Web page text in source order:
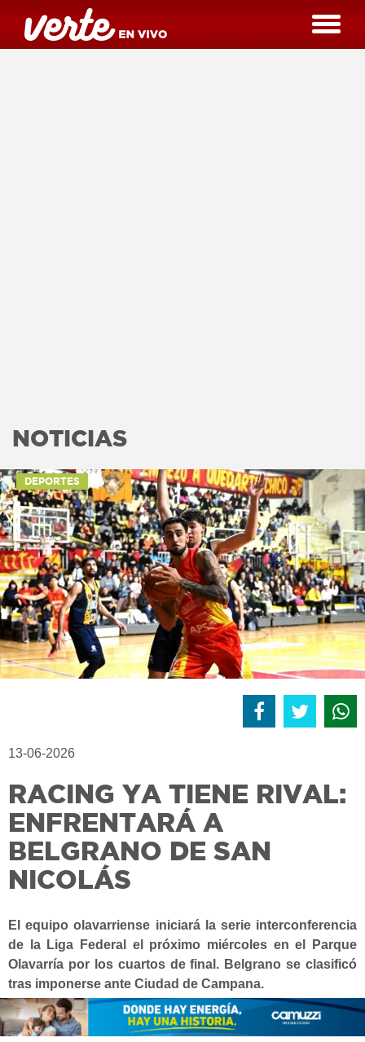
NOTICIAS
DEPORTES
13-06-2026
RACING YA TIENE RIVAL:
ENFRENTARÁ A
BELGRANO DE SAN
NICOLÁS
El equipo olavarriense iniciará la serie interconferencia
de la Liga Federal el próximo miércoles en el Parque
Olavarría por los cuartos de final. Belgrano se clasificó
tras imponerse ante Ciudad de Campana.